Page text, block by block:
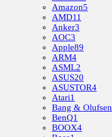
Amazon5
AMD11
Anker3
AOC3
Apple89
ARM4
ASML2
ASUS20
ASUSTOR4
Atari1
Bang & Olufsen
BenQ1
BOOX4